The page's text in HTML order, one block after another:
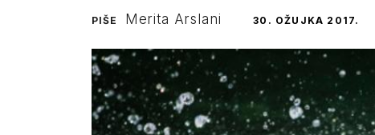
PIŠE Merita Arslani 30. OŽUJKA 2017.